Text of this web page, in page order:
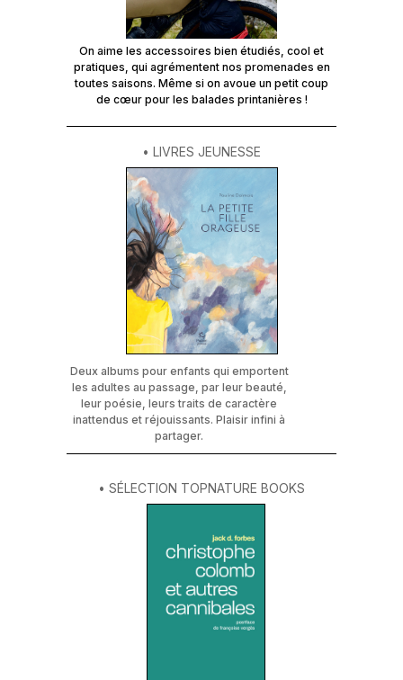
• LIVRES JEUNESSE
Deux albums pour enfants qui emportent
les adultes au passage, par leur beauté,
leur poésie, leurs traits de caractère
inattendus et réjouissants. Plaisir infini à
partager.
On aime les accessoires bien étudiés, cool et
pratiques, qui agrémentent nos promenades en
toutes saisons. Même si on avoue un petit coup
de cœur pour les balades printanières !
• SÉLECTION TOPNATURE BOOKS